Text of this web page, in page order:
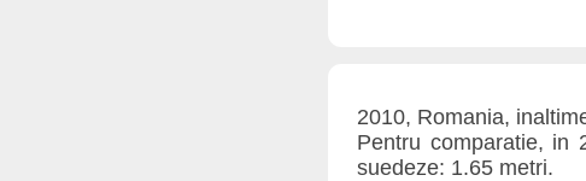
2010, Romania,
Pentru comparatie, in
suedeze: 1.65 metri.